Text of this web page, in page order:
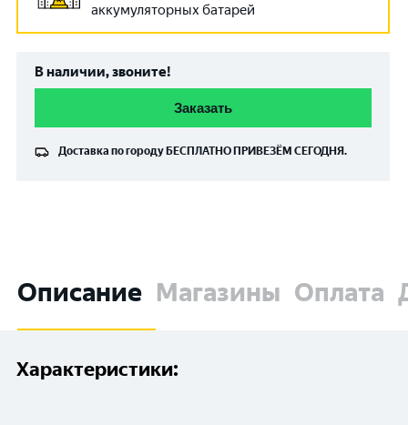
аккумуляторных батарей
В наличии, звоните!
Заказать
Доставка по городу БЕСПЛАТНО ПРИВЕЗЁМ СЕГОДНЯ.
Описание Магазины Оплата
Характеристики: